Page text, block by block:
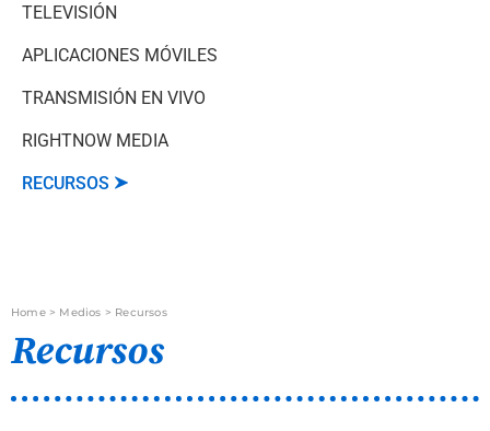
TELEVISIÓN
APLICACIONES MÓVILES
TRANSMISIÓN EN VIVO
RIGHTNOW MEDIA
RECURSOS
Home> Medios > Recursos
Recursos